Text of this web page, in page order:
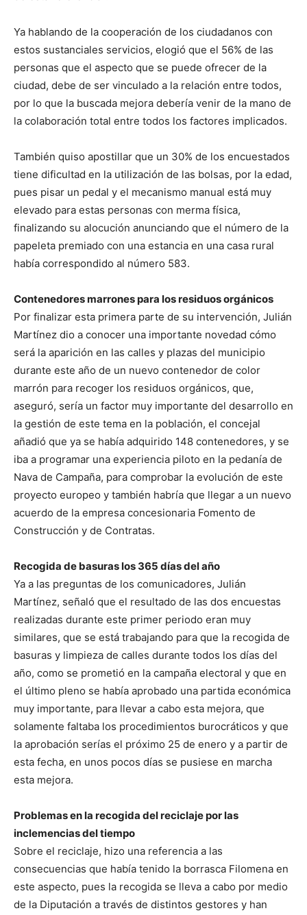
Ya hablando de la cooperación de los ciudadanos con
estos sustanciales servicios, elogió que el 56% de las
personas que el aspecto que se puede ofrecer de la
ciudad, debe de ser vinculado a la relación entre todos,
por lo que la buscada mejora debería venir de la mano de
la colaboración total entre todos los factores implicados.
También quiso apostillar que un 30% de los encuestados
tiene dificultad en la utilización de las bolsas, por la edad,
pues pisar un pedal y el mecanismo manual está muy
elevado para estas personas con merma física,
finalizando su alocución anunciando que el número de la
papeleta premiado con una estancia en una casa rural
había correspondido al número 583.
Contenedores marrones para los residuos orgánicos
Por finalizar esta primera parte de su intervención, Julián
Martínez dio a conocer una importante novedad cómo
será la aparición en las calles y plazas del municipio
durante este año de un nuevo contenedor de color
marrón para recoger los residuos orgánicos, que,
aseguró, sería un factor muy importante del desarrollo en
la gestión de este tema en la población, el concejal
añadió que ya se había adquirido 148 contenedores, y se
iba a programar una experiencia piloto en la pedanía de
Nava de Campaña, para comprobar la evolución de este
proyecto europeo y también habría que llegar a un nuevo
acuerdo de la empresa concesionaria Fomento de
Construcción y de Contratas.
Recogida de basuras los 365 días del año
Ya a las preguntas de los comunicadores, Julián
Martínez, señaló que el resultado de las dos encuestas
realizadas durante este primer periodo eran muy
similares, que se está trabajando para que la recogida de
basuras y limpieza de calles durante todos los días del
año, como se prometió en la campaña electoral y que en
el último pleno se había aprobado una partida económica
muy importante, para llevar a cabo esta mejora, que
solamente faltaba los procedimientos burocráticos y que
la aprobación serías el próximo 25 de enero y a partir de
esta fecha, en unos pocos días se pusiese en marcha
esta mejora.
Problemas en la recogida del reciclaje por las
inclemencias del tiempo
Sobre el reciclaje, hizo una referencia a las
consecuencias que había tenido la borrasca Filomena en
este aspecto, pues la recogida se lleva a cabo por medio
de la Diputación a través de distintos gestores y han